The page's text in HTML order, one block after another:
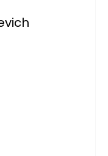
z 5 hvězdiček.
z 5 hvězdiček.
z 5 hvězdiček.